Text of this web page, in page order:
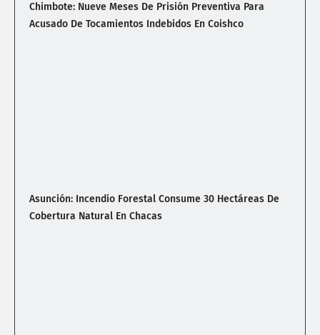
Chimbote: Nueve Meses De Prisión Preventiva Para
Acusado De Tocamientos Indebidos En Coishco
Asunción: Incendio Forestal Consume 30 Hectáreas De
Cobertura Natural En Chacas